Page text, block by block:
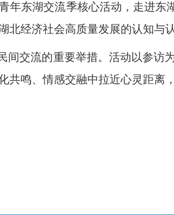
年东湖交流季核心活动，走进东
经济社会高质量发展的认知与认
间交流的重要举措。活动以参访
共鸣、情感交融中拉近心灵距离